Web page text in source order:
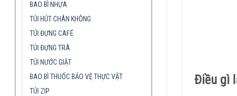
BAO BÌ NHỰA
TÚI HÚT CHÂN KHÔNG
TÚI ĐỰNG CAFÉ
TÚI ĐỰNG TRÀ
TÚI NƯỚC GIẶT
BAO BÌ THUỐC BẢO VỆ THỰC VẬT
TÚI ZIP
Điều gì